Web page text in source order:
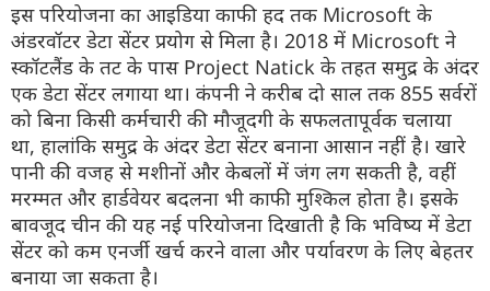
इस परियोजना का आइडिया काफी हद तक Microsoft के
अंडरवॉटर डेटा सेंटर प्रयोग से मिला है। 2018 में Microsoft ने
स्कॉटलैंड के तट के पास Project Natick के तहत समुद्र के अंदर
एक डेटा सेंटर लगाया था। कंपनी ने करीब दो साल तक 855 सर्वरों
को बिना किसी कर्मचारी की मौजूदगी के सफलतापूर्वक चलाया
था, हालांकि समुद्र के अंदर डेटा सेंटर बनाना आसान नहीं है। खारे
पानी की वजह से मशीनों और केबलों में जंग लग सकती है, वहीं
मरम्मत और हार्डवेयर बदलना भी काफी मुश्किल होता है। इसके
बावजूद चीन की यह नई परियोजना दिखाती है कि भविष्य में डेटा
सेंटर को कम एनर्जी खर्च करने वाला और पर्यावरण के लिए बेहतर
बनाया जा सकता है।